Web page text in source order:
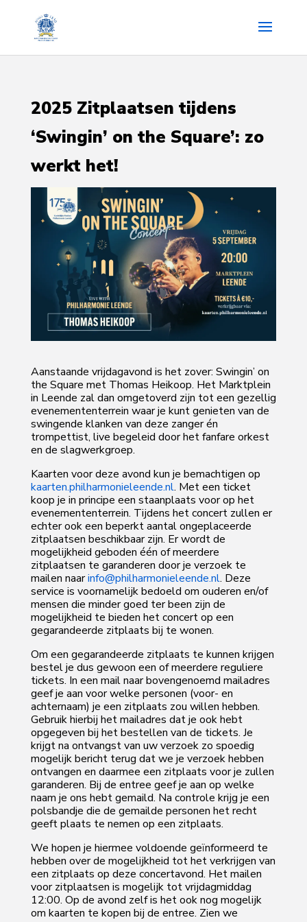
2025 Zitplaatsen tijdens
‘Swingin’ on the Square’: zo
werkt het!
Aanstaande vrijdagavond is het zover: Swingin’ on
the Square met Thomas Heikoop. Het Marktplein
in Leende zal dan omgetoverd zijn tot een gezellig
evenemententerrein waar je kunt genieten van de
swingende klanken van deze zanger én
trompettist, live begeleid door het fanfare orkest
en de slagwerkgroep.
Kaarten voor deze avond kun je bemachtigen op
kaarten.philharmonieleende.nl. Met een ticket
koop je in principe een staanplaats voor op het
evenemententerrein. Tijdens het concert zullen er
echter ook een beperkt aantal ongeplaceerde
zitplaatsen beschikbaar zijn. Er wordt de
mogelijkheid geboden één of meerdere
zitplaatsen te garanderen door je verzoek te
mailen naarinfo@philharmonieleende.nl. Deze
service is voornamelijk bedoeld om ouderen en/of
mensen die minder goed ter been zijn de
mogelijkheid te bieden het concert op een
gegarandeerde zitplaats bij te wonen.
Om een gegarandeerde zitplaats te kunnen krijgen
bestel je dus gewoon een of meerdere reguliere
tickets. In een mail naar bovengenoemd mailadres
geef je aan voor welke personen (voor- en
achternaam) je een zitplaats zou willen hebben.
Gebruik hierbij het mailadres dat je ook hebt
opgegeven bij het bestellen van de tickets. Je
krijgt na ontvangst van uw verzoek zo spoedig
mogelijk bericht terug dat we je verzoek hebben
ontvangen en daarmee een zitplaats voor je zullen
garanderen. Bij de entree geef je aan op welke
naam je ons hebt gemaild. Na controle krijg je een
polsbandje die de gemailde personen het recht
geeft plaats te nemen op een zitplaats.
We hopen je hiermee voldoende geïnformeerd te
hebben over de mogelijkheid tot het verkrijgen van
een zitplaats op deze concertavond. Het mailen
voor zitplaatsen is mogelijk tot vrijdagmiddag
12:00. Op de avond zelf is het ook nog mogelijk
om kaarten te kopen bij de entree. Zien we